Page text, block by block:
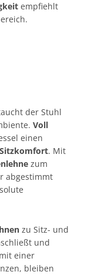
empfiehlt
der Stuhl
Voll
einen
. Mit
zum
abgestimmt
zu Sitz- und
und
einer
bleiben